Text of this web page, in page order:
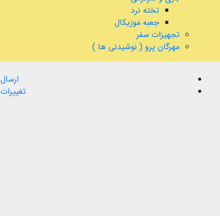
تخته نرد
جعبه موزیکال
تجهیزات سفر
مهرگان پرو ( نوشیدنی ها )
ارسال
تغییرات